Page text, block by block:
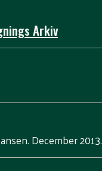
Arkiv
December 2013.